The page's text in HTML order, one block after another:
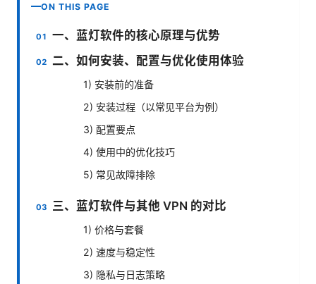
ON THIS PAGE
一、蓝灯软件的核心原理与优势
二、如何安装、配置与优化使用体验
1) 安装前的准备
2) 安装过程（以常见平台为例）
3) 配置要点
4) 使用中的优化技巧
5) 常见故障排除
三、蓝灯软件与其他 VPN 的对比
1) 价格与套餐
2) 速度与稳定性
3) 隐私与日志策略